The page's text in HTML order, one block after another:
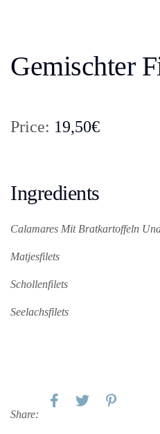
Gemischter
Price: 19,50€
Ingredients
Calamares Mit Bratkartoffeln
Matjesfilets
Schollenfilets
Seelachsfilets
Share: